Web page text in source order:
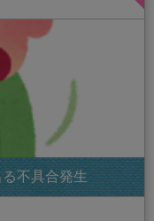
不具合発生